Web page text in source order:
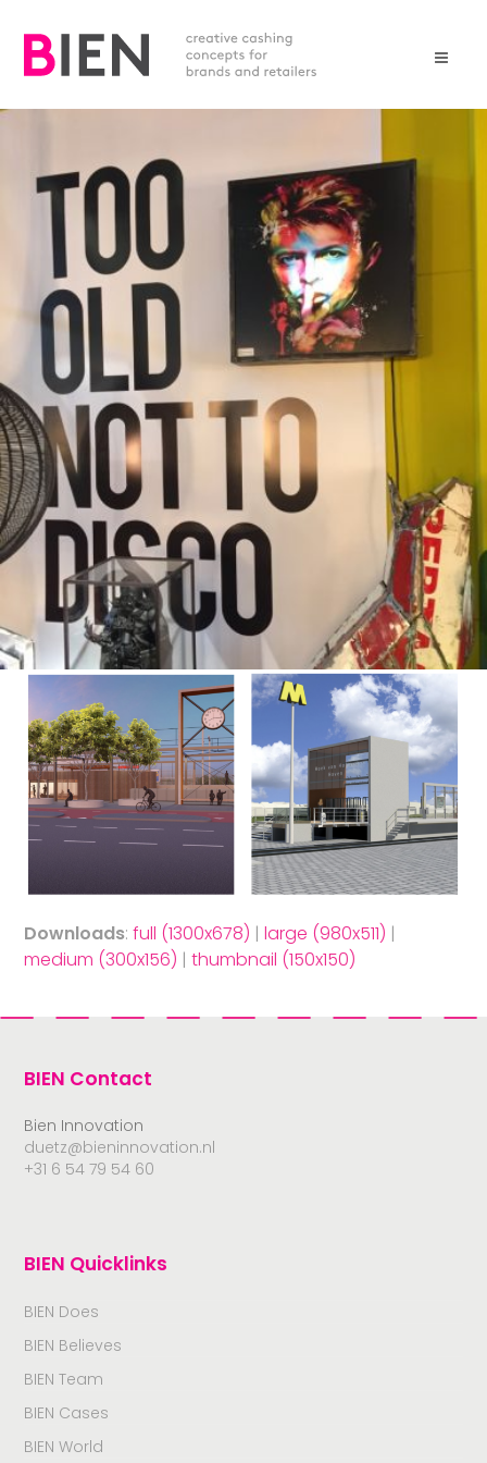
Downloads:full (1300x678) |large (980x511) |
medium (300x156) |thumbnail (150x150)
BIEN Contact
Bien Innovation
duetz@bieninnovation.nl
+31 6 54 79 54 60
BIEN Quicklinks
BIEN Does
BIEN Believes
BIEN Team
BIEN Cases
BIEN World